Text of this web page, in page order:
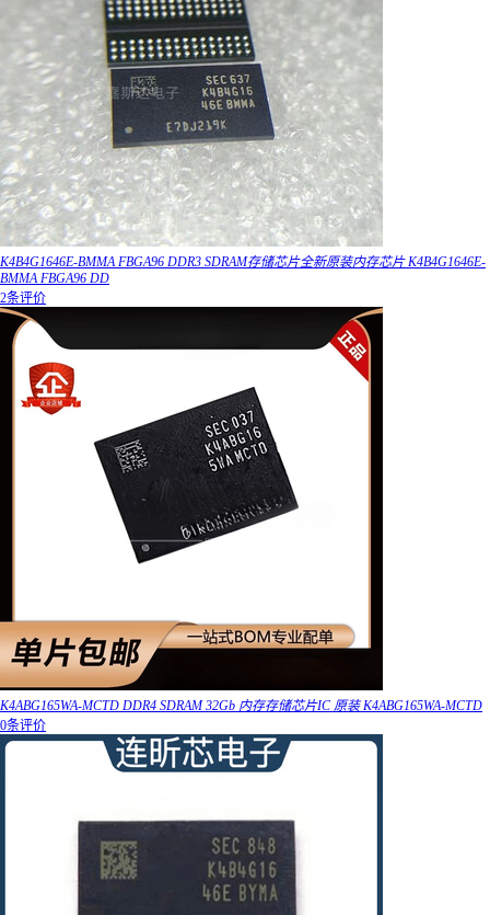
K4B4G1646E-BMMA FBGA96 DDR3 SDRAM存储芯片全新原装内存芯片 K4B4G1646E-
BMMA FBGA96 DD
2条评价
K4ABG165WA-MCTD DDR4 SDRAM 32Gb 内存存储芯片IC 原装 K4ABG165WA-MCTD
0条评价